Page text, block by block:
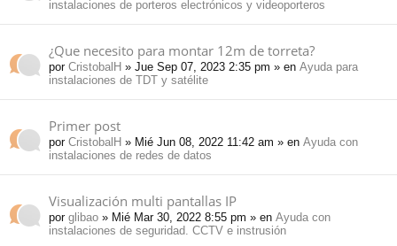
instalaciones de porteros electrónicos y videoporteros
¿Que necesito para montar 12m de torreta?
por CristobalH » Jue Sep 07, 2023 2:35 pm » en Ayuda para
instalaciones de TDT y satélite
Primer post
por CristobalH » Mié Jun 08, 2022 11:42 am » en Ayuda con
instalaciones de redes de datos
Visualización multi pantallas IP
por glibao » Mié Mar 30, 2022 8:55 pm » en Ayuda con
instalaciones de seguridad. CCTV e instrusión